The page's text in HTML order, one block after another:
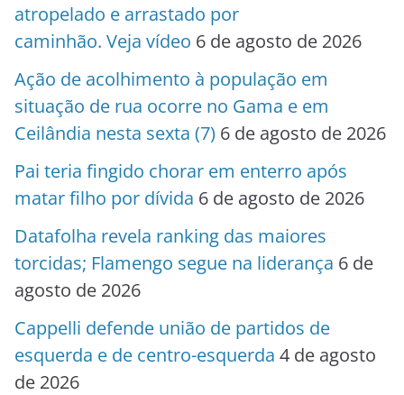
atropelado e arrastado por
caminhão. Veja vídeo 6 de agosto de 2026
Ação de acolhimento à população em
situação de rua ocorre no Gama e em
Ceilândia nesta sexta (7) 6 de agosto de 2026
Pai teria fingido chorar em enterro após
matar filho por dívida 6 de agosto de 2026
Datafolha revela ranking das maiores
torcidas; Flamengo segue na liderança 6 de
agosto de 2026
Cappelli defende união de partidos de
esquerda e de centro-esquerda 4 de agosto
de 2026